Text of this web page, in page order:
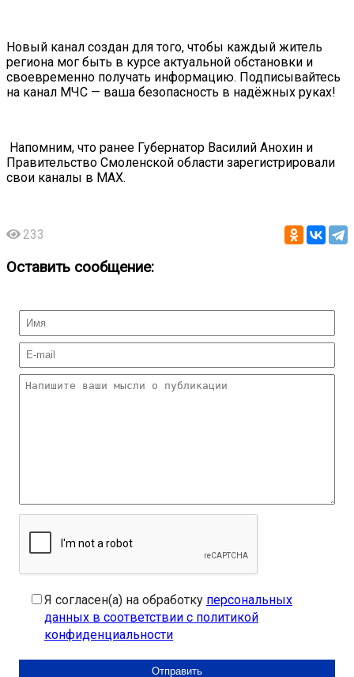
Новый канал создан для того, чтобы каждый житель
региона мог быть в курсе актуальной обстановки и
своевременно получать информацию. Подписывайтесь
на канал МЧС — ваша безопасность в надёжных руках!
Напомним, что ранее Губернатор Василий Анохин и
Правительство Смоленской области зарегистрировали
свои каналы в MAX.
233
Оставить сообщение:
Я согласен(а) на обработку персональных
данных в соответствии с политикой
конфиденциальности